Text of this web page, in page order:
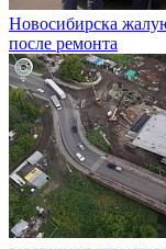
Новосибирска
после ремонта